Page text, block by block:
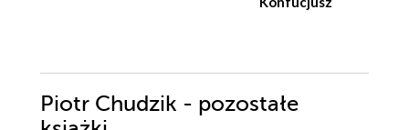
Piotr Chudzik - pozostałe